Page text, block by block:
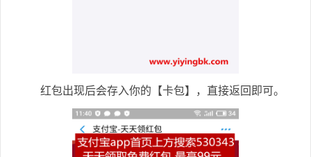
红包出现后会存入你的【卡包】，直接返回即可。